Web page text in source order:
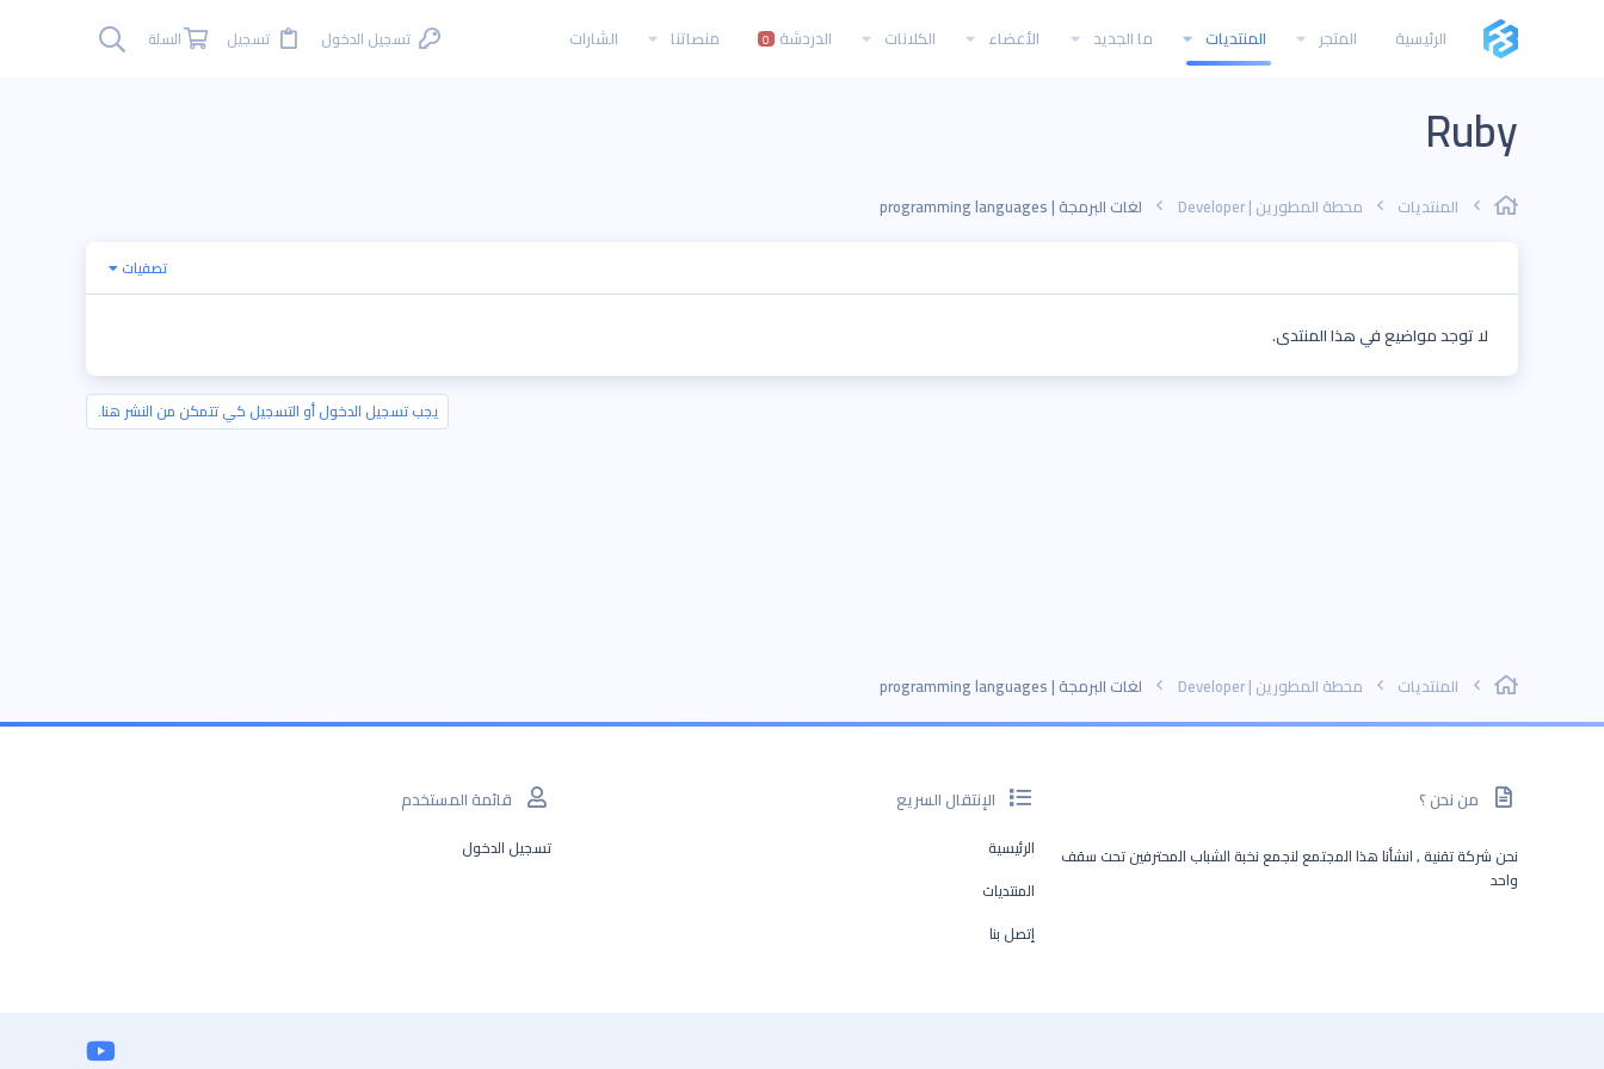
الرئيسية المتجر المنتديات ما الجديد الأعضاء الكلانات الدردشة 0 منصاتنا الشارات تسجيل الدخول تسجيل السلة
Ruby
المنتديات محطة المطورين | Developer لغات البرمجة | programming languages
تصفيات
لا توجد مواضيع في هذا المنتدى.
يجب تسجيل الدخول أو التسجيل كي تتمكن من النشر هنا.
المنتديات محطة المطورين | Developer لغات البرمجة | programming languages
من نحن ؟
نحن شركة تقنية , انشأنا هذا المجتمع لنجمع نخبة الشباب المحترفين تحت سقف
واحد
الإنتقال السريع
الرئيسية
المنتديات
إتصل بنا
قائمة المستخدم
تسجيل الدخول